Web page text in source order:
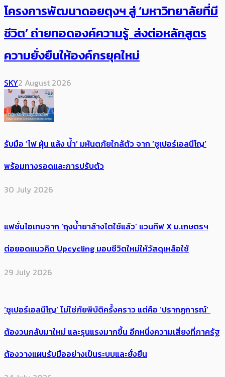
โครงการพัฒนาดอยตุงฯ สู่ ‘มหาวิทยาลัยที่มี
ชีวิต’ ถ่ายทอดองค์ความรู้ ส่งต่อหลักสูตร
ความยั่งยืนให้องค์กรยุคใหม่
SKY2 August 2026
รับมือ ‘ไฟ ฝุ่น แล้ง น้ำ’ มหันตภัยใกล้ตัว จาก ‘ซูเปอร์เอลนีโญ’
พร้อมทางรอดและการปรับตัว
30 July 2026
แฟชั่นไอเทมจาก ‘ถุงน้ำยาล้างไตใช้แล้ว’ แวนทีฟ X ม.เกษตรฯ
ต่อยอดแนวคิด Upcycling มอบชีวิตใหม่ให้วัสดุเหลือใช้
29 July 2026
‘ซูเปอร์เอลนีโญ’ ไม่ใช่ภัยพิบัติครั้งคราว แต่คือ ‘ปรากฏการณ์’ ​
ต้อง​วนกลับมาใหม่ และรุนแรงมากขึ้น อีกหนึ่งความเสี่ยงที่ภาครัฐ
ต้องวางแผนรับมืออย่างเป็นระบบและยั่งยืน